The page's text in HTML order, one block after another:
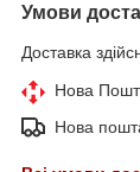
Умови
Доставка
Нова
Нова